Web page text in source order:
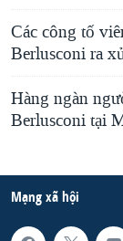
Các công tố
Berlusconi ra
Hàng ngàn
Berlusconi tại
Mạng xã hội